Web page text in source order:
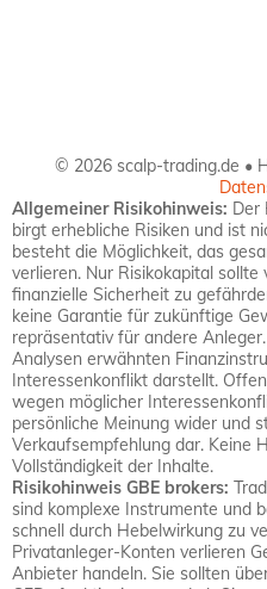
© 2026 scalp-trading.de •
Allgemeiner Risikohinweis: Der
birgt erhebliche Risiken und ist
besteht die Möglichkeit, das
verlieren. Nur Risikokapital
finanzielle Sicherheit zu
keine Garantie für zukünftige
repräsentativ für andere
Analysen erwähnten
Interessenkonflikt darstellt.
wegen möglicher
persönliche Meinung wider und
Verkaufsempfehlung dar. Keine
Vollständigkeit der Inhalte.
Risikohinweis GBE brokers:
sind komplexe Instrumente und
schnell durch Hebelwirkung zu
Privatanleger-Konten verlieren
Anbieter handeln. Sie sollten